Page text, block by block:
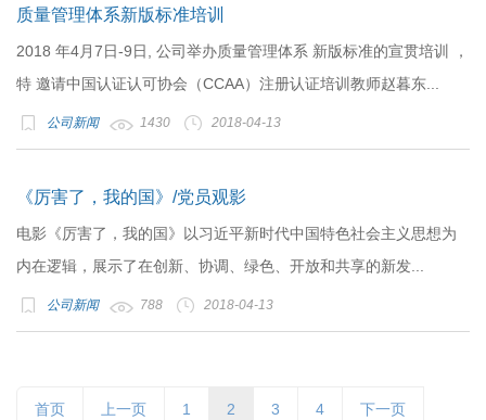
质量管理体系新版标准培训
2018 年4月7日-9日, 公司举办质量管理体系 新版标准的宣贯培训 ，
特 邀请中国认证认可协会（CCAA）注册认证培训教师赵暮东...
公司新闻 1430 2018-04-13
《厉害了，我的国》/党员观影
电影《厉害了，我的国》以习近平新时代中国特色社会主义思想为
内在逻辑，展示了在创新、协调、绿色、开放和共享的新发...
公司新闻 788 2018-04-13
首页 上一页 1 2 3 4 下一页